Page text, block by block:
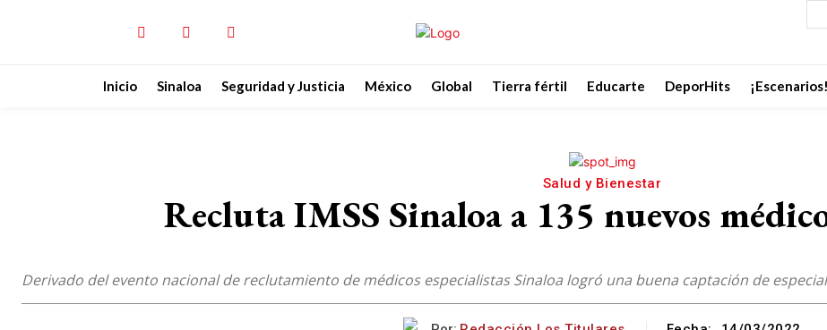
Inicio Sinaloa Seguridad y Justicia México Global Tierra fértil Educarte DeporHits ¡Escenarios!
Salud y Bienestar
Recluta IMSS Sinaloa a 135 nuevos
Derivado del evento nacional de reclutamiento de médicos especialistas Sinaloa logró una buena captación de